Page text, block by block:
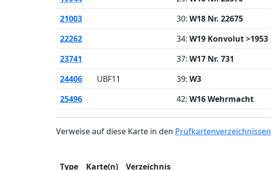
21003
30: W18 Nr. 22675
22262
34: W19 Konvolut >1953
23741
37: W17 Nr. 731
24406
UBF11 39: W3
25496
42: W16 Wehrmacht
Verweise auf diese Karte in den Prüfkartenverzeichnissen
Type Karte(n) Verzeichnis